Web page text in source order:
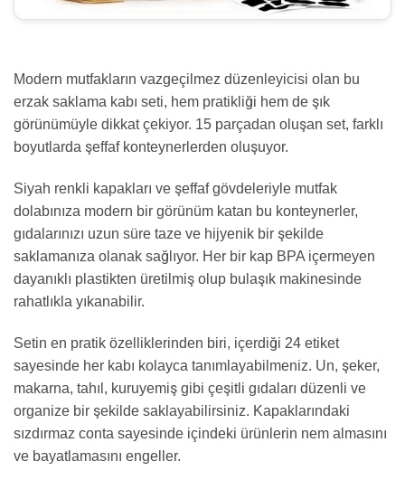
Modern mutfakların vazgeçilmez düzenleyicisi olan bu
erzak saklama kabı seti, hem pratikliği hem de şık
görünümüyle dikkat çekiyor. 15 parçadan oluşan set, farklı
boyutlarda şeffaf konteynerlerden oluşuyor.
Siyah renkli kapakları ve şeffaf gövdeleriyle mutfak
dolabınıza modern bir görünüm katan bu konteynerler,
gıdalarınızı uzun süre taze ve hijyenik bir şekilde
saklamanıza olanak sağlıyor. Her bir kap BPA içermeyen
dayanıklı plastikten üretilmiş olup bulaşık makinesinde
rahatlıkla yıkanabilir.
Setin en pratik özelliklerinden biri, içerdiği 24 etiket
sayesinde her kabı kolayca tanımlayabilmeniz. Un, şeker,
makarna, tahıl, kuruyemiş gibi çeşitli gıdaları düzenli ve
organize bir şekilde saklayabilirsiniz. Kapaklarındaki
sızdırmaz conta sayesinde içindeki ürünlerin nem almasını
ve bayatlamasını engeller.